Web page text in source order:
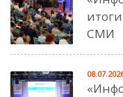
СМИ